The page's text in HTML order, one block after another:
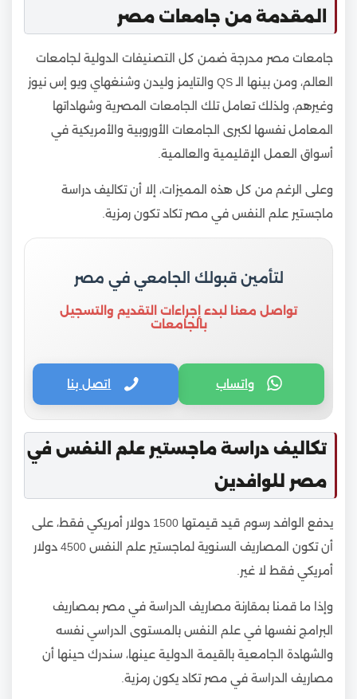
المقدمة من جامعات مصر
جامعات مصر مدرجة ضمن كل التصنيفات الدولية لجامعات
العالم، ومن بينها الـ QS والتايمز وليدن وشنغهاي ويو إس نيوز
وغيرهم، ولذلك تعامل تلك الجامعات المصرية وشهاداتها
المعامل نفسها لكبرى الجامعات الأوروبية والأمريكية في
أسواق العمل الإقليمية والعالمية.
وعلى الرغم من كل هذه المميزات، إلا أن تكاليف دراسة
ماجستير علم النفس في مصر تكاد تكون رمزية.
لتأمين قبولك الجامعي في مصر
تواصل معنا لبدء إجراءات التقديم والتسجيل
بالجامعات
واتساب اتصل بنا
تكاليف دراسة ماجستير علم النفس في
مصر للوافدين
يدفع الوافد رسوم قيد قيمتها 1500 دولار أمريكي فقط، على
أن تكون المصاريف السنوية لماجستير علم النفس 4500 دولار
أمريكي فقط لا غير.
وإذا ما قمنا بمقارنة مصاريف الدراسة في مصر بمصاريف
البرامج نفسها في علم النفس بالمستوى الدراسي نفسه
والشهادة الجامعية بالقيمة الدولية عينها، سندرك حينها أن
مصاريف الدراسة في مصر تكاد يكون رمزية.